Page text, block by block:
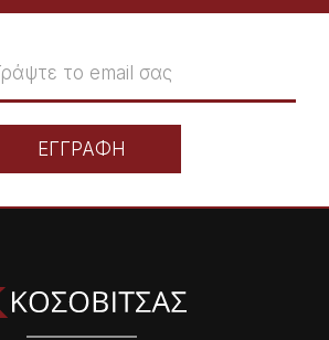
ΕΓΓΡΑΦΗ